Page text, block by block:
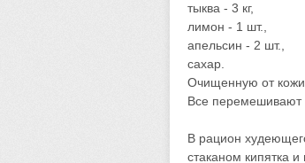
тыква - 3 кг,
лимон - 1 шт.,
апельсин - 2 шт.,
сахар.
Очищенную от
Все перемешивают
В рацион
стаканом кипятка